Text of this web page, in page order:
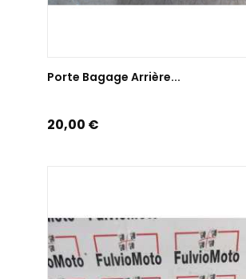
Porte Bagage Arrière...
Prix
20,00 €